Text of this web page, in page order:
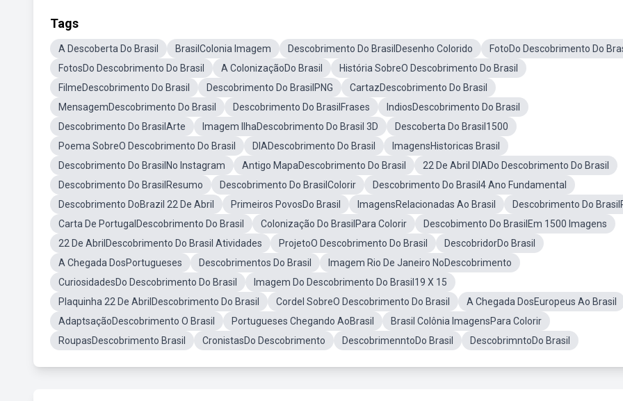
Tags
A Descoberta Do Brasil BrasilColonia Imagem Descobrimento Do BrasilDesenho Colorido
FotoDo Descobrimento Do
FotosDo Descobrimento Do Brasil
A ColonizaçãoDo Brasil
História SobreO Descobrimento Do Brasil
FilmeDescobrimento Do Brasil
Descobrimento Do BrasilPNG
CartazDescobrimento Do Brasil
MensagemDescobrimento Do Brasil
Descobrimento Do BrasilFrases
IndiosDescobrimento Do Brasil
Descobrimento Do BrasilArte
Imagem IlhaDescobrimento Do Brasil 3D
Descoberta Do Brasil1500
Poema SobreO Descobrimento Do Brasil
DIADescobrimento Do Brasil
ImagensHistoricas Brasil
Descobrimento Do BrasilNo Instagram
Antigo MapaDescobrimento Do Brasil
22 De Abril DIADo Descobrimento Do Brasil
Descobrimento Do BrasilResumo
Descobrimento Do BrasilColorir
Descobrimento Do Brasil4 Ano Fundamental
Descobrimento DoBrazil 22 De Abril
Primeiros PovosDo Brasil ImagensRelacionadas Ao Brasil
Descobrimento Do
Carta De PortugalDescobrimento Do Brasil
Colonização Do BrasilPara Colorir
Descobimento Do BrasilEm 1500 Imagens
22 De AbrilDescobrimento Do Brasil Atividades
ProjetoO Descobrimento Do Brasil
DescobridorDo Brasil
A Chegada DosPortugueses
Descobrimentos Do Brasil
Imagem Rio De Janeiro NoDescobrimento
CuriosidadesDo Descobrimento Do Brasil
Imagem Do Descobrimento Do Brasil19 X 15
Plaquinha 22 De AbrilDescobrimento Do Brasil
Cordel SobreO Descobrimento Do Brasil
A Chegada DosEuropeus Ao Brasil
AdaptsaçãoDescobrimento O Brasil
Portugueses Chegando AoBrasil
Brasil Colônia ImagensPara Colorir
RoupasDescobrimento Brasil
CronistasDo Descobrimento DescobrimenntoDo Brasil DescobrimntoDo Brasil